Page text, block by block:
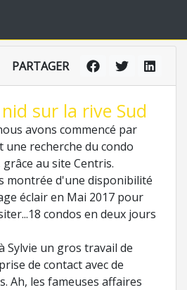
PARTAGER
sur la rive Sud
avons commencé par
recherche du condo
au site Centris.
montrée d'une disponibilité
éclair en Mai 2017 pour
condos en deux jours
Sylvie un gros travail de
de contact avec de
Ah, les fameuses affaires